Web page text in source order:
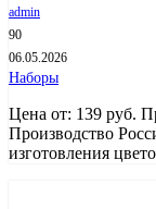
admin
90
06.05.2026
Наборы
Цена от: 139 руб.
Производство
изготовления